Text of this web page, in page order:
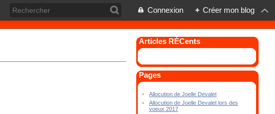
Connexion + Créer mon blog
Articles RÉCents
Pages
Allocution de Joelle Devalet
Allocution de Joelle Devalet lors des
voeux 2017